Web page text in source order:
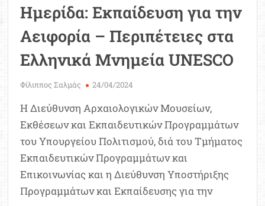
Ημερίδα: Εκπαίδευση για την
Αειφορία – Περιπέτειες στα
Ελληνικά Μνημεία UNESCO
Φίλιππος Σαλμάς 24/04/2024
Η Διεύθυνση Αρχαιολογικών Μουσείων,
Εκθέσεων και Εκπαιδευτικών Προγραμμάτων
του Υπουργείου Πολιτισμού, διά του Τμήματος
Εκπαιδευτικών Προγραμμάτων και
Επικοινωνίας και η Διεύθυνση Υποστήριξης
Προγραμμάτων και Εκπαίδευσης για την